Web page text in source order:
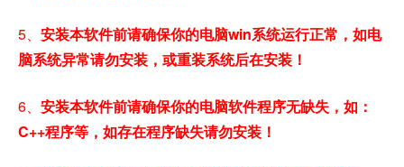
5、 安装本软件前请确保你的电脑win系统运行正常，如电
脑系统异常请勿安装，或重装系统后在安装！
6、 安装本软件前请确保你的电脑软件程序无缺失，如：
C++程序等，如存在程序缺失请勿安装！